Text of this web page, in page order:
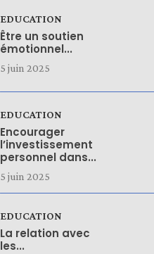
EDUCATION
Être un soutien
émotionnel...
5 juin 2025
EDUCATION
Encourager
l’investissement
personnel dans...
5 juin 2025
EDUCATION
La relation avec
les...